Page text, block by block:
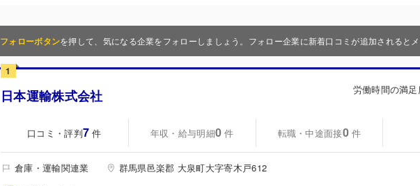
フォローボタンを押して、気になる企業をフォローしましょう。フォロー企業に新着口コミが追加されるとメ
1
日本運輸株式会社 労働時間の満足
口コミ・評判7 件 年収・給与明細0 件 転職・中途面接0 件
倉庫・運輸関連業 群馬県邑楽郡 大泉町大字寄木戸612